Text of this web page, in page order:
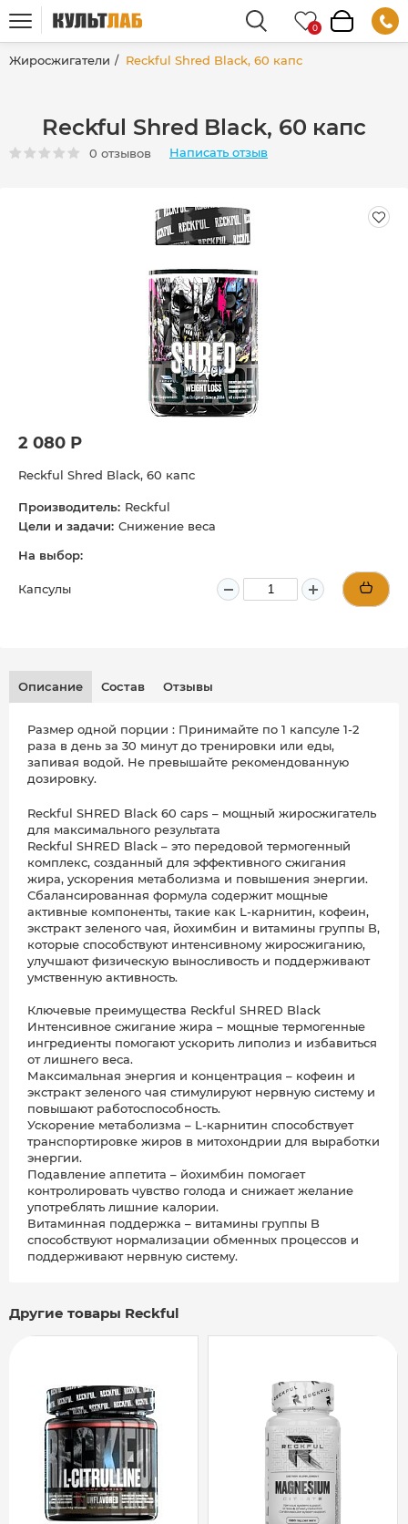
Жиросжигатели Reckful Shred Black, 60 капс
Reckful Shred Black, 60 капс
0 отзывов Написать отзыв
2 080 Р
Reckful Shred Black, 60 капс
Производитель: Reckful
Цели и задачи: Снижение веса
На выбор:
Капсулы
Описание Состав Отзывы
Размер одной порции : Принимайте по 1 капсуле 1-2
раза в день за 30 минут до тренировки или еды,
запивая водой. Не превышайте рекомендованную
дозировку.
Reckful SHRED Black 60 caps – мощный жиросжигатель
для максимального результата
Reckful SHRED Black – это передовой термогенный
комплекс, созданный для эффективного сжигания
жира, ускорения метаболизма и повышения энергии.
Сбалансированная формула содержит мощные
активные компоненты, такие как L-карнитин, кофеин,
экстракт зеленого чая, йохимбин и витамины группы B,
которые способствуют интенсивному жиросжиганию,
улучшают физическую выносливость и поддерживают
умственную активность.
Ключевые преимущества Reckful SHRED Black
Интенсивное сжигание жира – мощные термогенные
ингредиенты помогают ускорить липолиз и избавиться
от лишнего веса.
Максимальная энергия и концентрация – кофеин и
экстракт зеленого чая стимулируют нервную систему и
повышают работоспособность.
Ускорение метаболизма – L-карнитин способствует
транспортировке жиров в митохондрии для выработки
энергии.
Подавление аппетита – йохимбин помогает
контролировать чувство голода и снижает желание
употреблять лишние калории.
Витаминная поддержка – витамины группы B
способствуют нормализации обменных процессов и
поддерживают нервную систему.
Другие товары Reckful